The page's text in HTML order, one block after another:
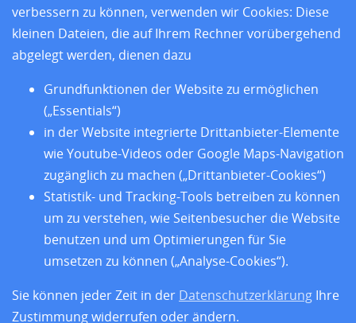
und den sieben Sitzländern
Home
Standorte
Forschung
Training
Datenschutz
Barrierefreiheit
verbessern zu können, verwenden wir Cookies: Diese
kleinen Dateien, die auf Ihrem Rechner vorübergehend
abgelegt werden, dienen dazu
Grundfunktionen der Website zu ermöglichen
(„Essentials“)
in der Website integrierte Drittanbieter-Elemente
wie Youtube-Videos oder Google Maps-Navigation
zugänglich zu machen („Drittanbieter-Cookies“)
Statistik- und Tracking-Tools betreiben zu können
um zu verstehen, wie Seitenbesucher die Website
benutzen und um Optimierungen für Sie
umsetzen zu können („Analyse-Cookies“).
Sie können jeder Zeit in der Datenschutzerklärung Ihre
Zustimmung widerrufen oder ändern.